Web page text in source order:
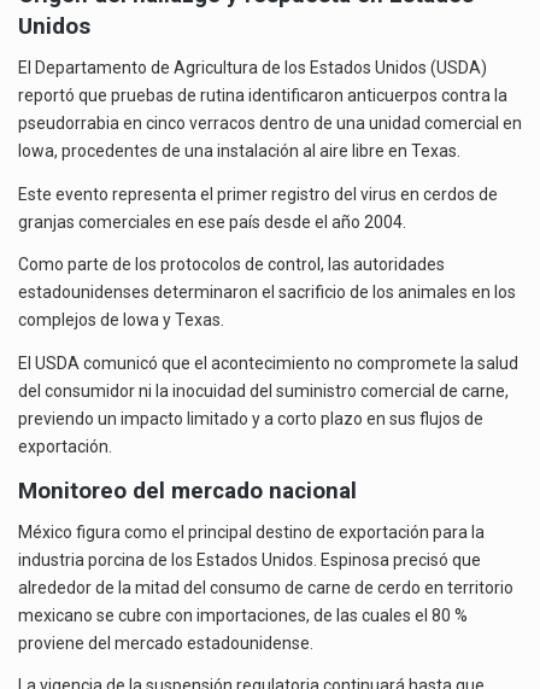
Unidos
El Departamento de Agricultura de los Estados Unidos (USDA)
reportó que pruebas de rutina identificaron anticuerpos contra la
pseudorrabia en cinco verracos dentro de una unidad comercial en
Iowa, procedentes de una instalación al aire libre en Texas.
Este evento representa el primer registro del virus en cerdos de
granjas comerciales en ese país desde el año 2004.
Como parte de los protocolos de control, las autoridades
estadounidenses determinaron el sacrificio de los animales en los
complejos de Iowa y Texas.
El USDA comunicó que el acontecimiento no compromete la salud
del consumidor ni la inocuidad del suministro comercial de carne,
previendo un impacto limitado y a corto plazo en sus flujos de
exportación.
Monitoreo del mercado nacional
México figura como el principal destino de exportación para la
industria porcina de los Estados Unidos. Espinosa precisó que
alrededor de la mitad del consumo de carne de cerdo en territorio
mexicano se cubre con importaciones, de las cuales el 80 %
proviene del mercado estadounidense.